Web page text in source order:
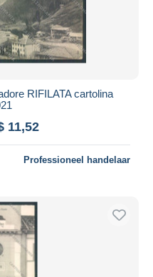
RIFILATA cartolina
11,52
Professioneel handelaar